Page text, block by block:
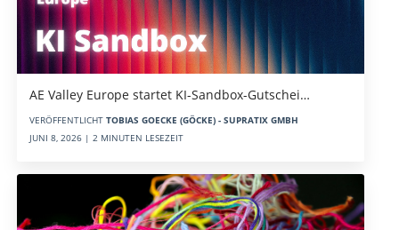
AE Valley Europe startet KI-Sandbox-Gutschei…
VERÖFFENTLICHT TOBIAS GOECKE (GÖCKE) - SUPRATIX GMBH
JUNI 8, 2026 | 2 MINUTEN LESEZEIT